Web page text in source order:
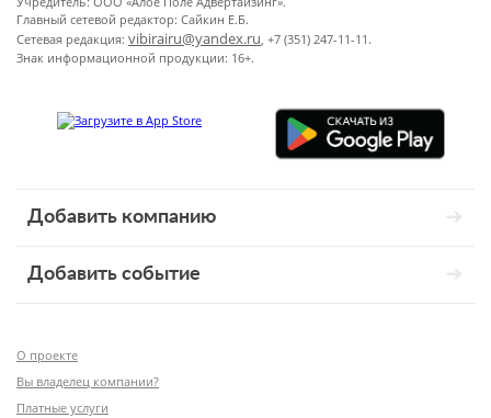
Главный сетевой редактор: Сайкин Е.Б.
Сетевая редакция: vibirairu@yandex.ru, +7 (351) 247-11-11.
Знак информационной продукции: 16+.
Добавить компанию
Добавить событие
О проекте
Вы владелец компании?
Платные услуги